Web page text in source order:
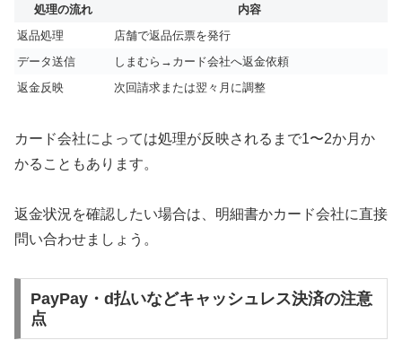
処理の流れ
内容
返品処理
店舗で返品伝票を発行
データ送信
しまむら→カード会社へ返金依頼
返金反映
次回請求または翌々月に調整
カード会社によっては処理が反映されるまで1〜2か月か
かることもあります。
返金状況を確認したい場合は、明細書かカード会社に直接
問い合わせましょう。
PayPay・d払いなどキャッシュレス決済の注意
点